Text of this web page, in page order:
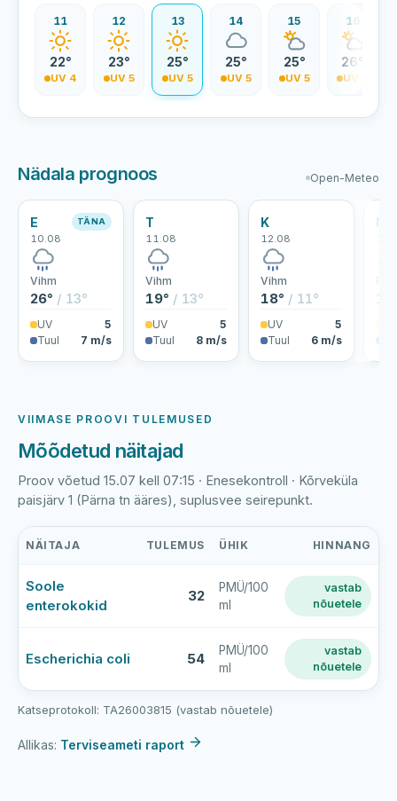
11
22°
UV 4
12
23°
UV 5
13
25°
UV 5
14
25°
UV 5
15
25°
UV 5
16
26°
UV 4
Nädala prognoos Open-Meteo
E
10.08
TÄNA
Vihm
26° / 13°
UV
5
Tuul
7 m/s
T
11.08
Vihm
19° / 13°
UV
5
Tuul
8 m/s
K
12.08
Vihm
18° / 11°
UV
5
Tuul
6 m/s
N
VIIMASE PROOVI TULEMUSED
Mõõdetud näitajad
Proov võetud 15.07 kell 07:15 · Enesekontroll · Kõrveküla
paisjärv 1 (Pärna tn ääres), suplusvee seirepunkt.
veeproovi
mõõtmistulemused
Kõrveküla
1
(Pärna
ääres)
NÄITAJA TULEMUS ÜHIK HINNANG
Soole
enterokokid
32
PMÜ/100
ml
vastab
nõuetele
Escherichia coli 54
PMÜ/100
ml
vastab
nõuetele
Katseprotokoll: TA26003815 (vastab nõuetele)
Allikas: Terviseameti raport